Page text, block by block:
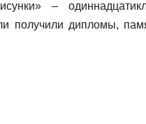
–
получили дипломы,